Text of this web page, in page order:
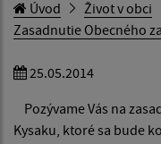
Úvod Život v obci
Zasadnutie Obecného
25.05.2014
Pozývame Vás na
Kysaku, ktoré sa bude